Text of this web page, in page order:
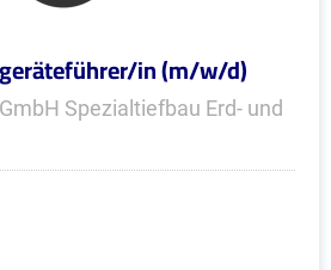
in (m/w/d)
Spezialtiefbau Erd- und